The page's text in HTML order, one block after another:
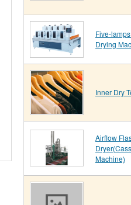
Five-
Drying
Inner Dry
Airflow
Machine)